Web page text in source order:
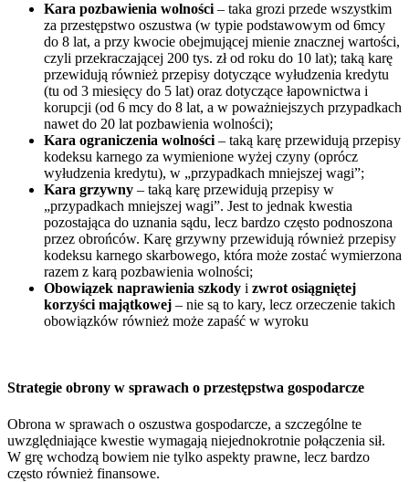
Kara pozbawienia wolności – taka grozi przede wszystkim
za przestępstwo oszustwa (w typie podstawowym od 6mcy
do 8 lat, a przy kwocie obejmującej mienie znacznej wartości,
czyli przekraczającej 200 tys. zł od roku do 10 lat); taką karę
przewidują również przepisy dotyczące wyłudzenia kredytu
(tu od 3 miesięcy do 5 lat) oraz dotyczące łapownictwa i
korupcji (od 6 mcy do 8 lat, a w poważniejszych przypadkach
nawet do 20 lat pozbawienia wolności);
Kara ograniczenia wolności – taką karę przewidują przepisy
kodeksu karnego za wymienione wyżej czyny (oprócz
wyłudzenia kredytu), w „przypadkach mniejszej wagi”;
Kara grzywny – taką karę przewidują przepisy w
„przypadkach mniejszej wagi”. Jest to jednak kwestia
pozostająca do uznania sądu, lecz bardzo często podnoszona
przez obrońców. Karę grzywny przewidują również przepisy
kodeksu karnego skarbowego, która może zostać wymierzona
razem z karą pozbawienia wolności;
Obowiązek naprawienia szkody i zwrot osiągniętej
korzyści majątkowej – nie są to kary, lecz orzeczenie takich
obowiązków również może zapaść w wyroku
Strategie obrony w sprawach o przestępstwa gospodarcze
Obrona w sprawach o oszustwa gospodarcze, a szczególne te
uwzględniające kwestie wymagają niejednokrotnie połączenia sił.
W grę wchodzą bowiem nie tylko aspekty prawne, lecz bardzo
często również finansowe.